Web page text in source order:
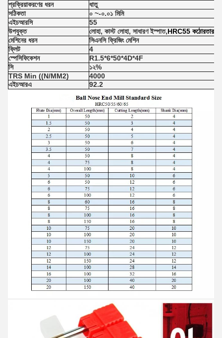
প্রক্রিয়াকরণের ধরন
ধাতু
সঠিকতা
০ ~-০.০১ মিমি
এইচআরসি
55
উপযুক্ত
লোহা, কাস্ট লোহা, সাধারণ ইস্পাত,HRC55 কঠোরতার
মেশিনের ধরন
সিএনসি ফ্রিজিং মেশিন
ফ্লিট
4
স্পেসিফিকেশন
R1.5*6*50*4D*4F
সি
১২%
TRS Min ((N/MM2)
4000
এইচআরএ
92.2